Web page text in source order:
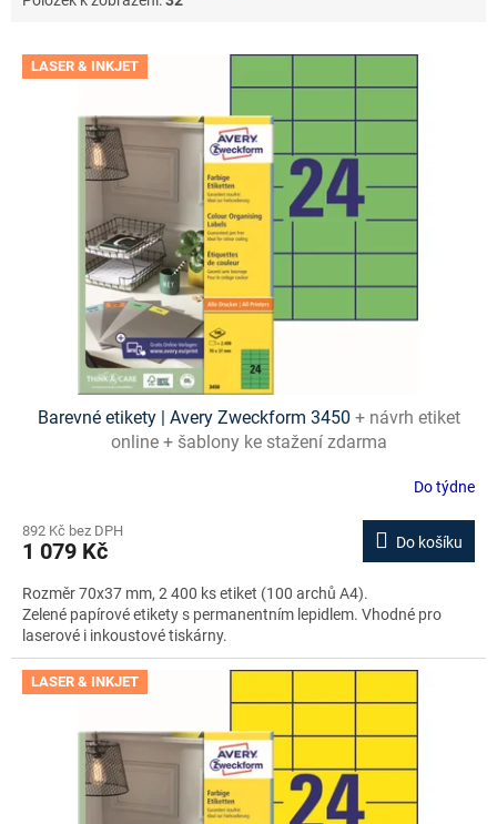
V LASER & INKJET
Barevné etikety | Avery Zweckform 3450 + návrh etiket
online + šablony ke stažení zdarma
Do týdne
892 Kč bez DPH
1 079 Kč Do košíku
Rozměr 70x37 mm, 2 400 ks etiket (100 archů A4).
Zelené papírové etikety s permanentním lepidlem. Vhodné pro
laserové i inkoustové tiskárny.
LASER & INKJET